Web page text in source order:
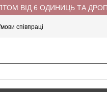
ВІД 6 ОДИНИЦЬ ТА
співпраці